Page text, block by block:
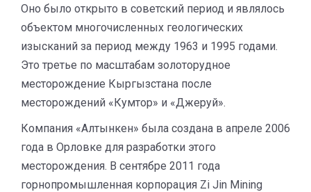
Оно было открыто в советский период и являлось
объектом многочисленных геологических
изысканий за период между 1963 и 1995 годами.
Это третье по масштабам золоторудное
месторождение Кыргызстана после
месторождений «Кумтор» и «Джеруй».
Компания «Алтынкен» была создана в апреле 2006
года в Орловке для разработки этого
месторождения. В сентябре 2011 года
горнопромышленная корпорация Zi Jin Mining